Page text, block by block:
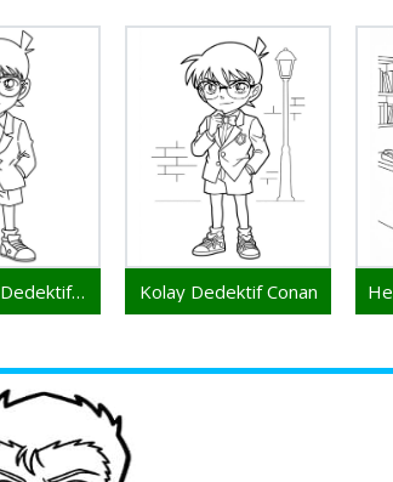
Muhteşem Dedektif Conan Kolay Dedektif Conan